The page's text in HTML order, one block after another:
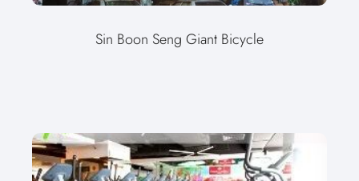
Sin Boon Seng Giant Bicycle